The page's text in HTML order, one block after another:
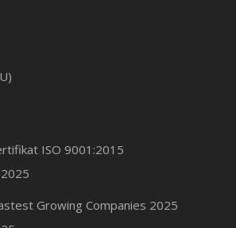
ISO 9001:2015
Growing Companies 2025